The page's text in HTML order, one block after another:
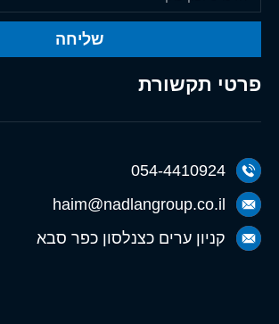
פרטי תקשורת
054-4410924
haim@nadlangroup.co.il
קניון ערים כצנלסון כפר סבא
שליחה